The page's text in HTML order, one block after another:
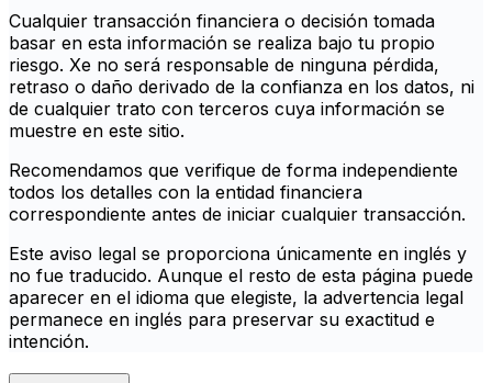
Cualquier transacción financiera o decisión tomada
basar en esta información se realiza bajo tu propio
riesgo. Xe no será responsable de ninguna pérdida,
retraso o daño derivado de la confianza en los datos, ni
de cualquier trato con terceros cuya información se
muestre en este sitio.
Recomendamos que verifique de forma independiente
todos los detalles con la entidad financiera
correspondiente antes de iniciar cualquier transacción.
Este aviso legal se proporciona únicamente en inglés y
no fue traducido. Aunque el resto de esta página puede
aparecer en el idioma que elegiste, la advertencia legal
permanece en inglés para preservar su exactitud e
intención.